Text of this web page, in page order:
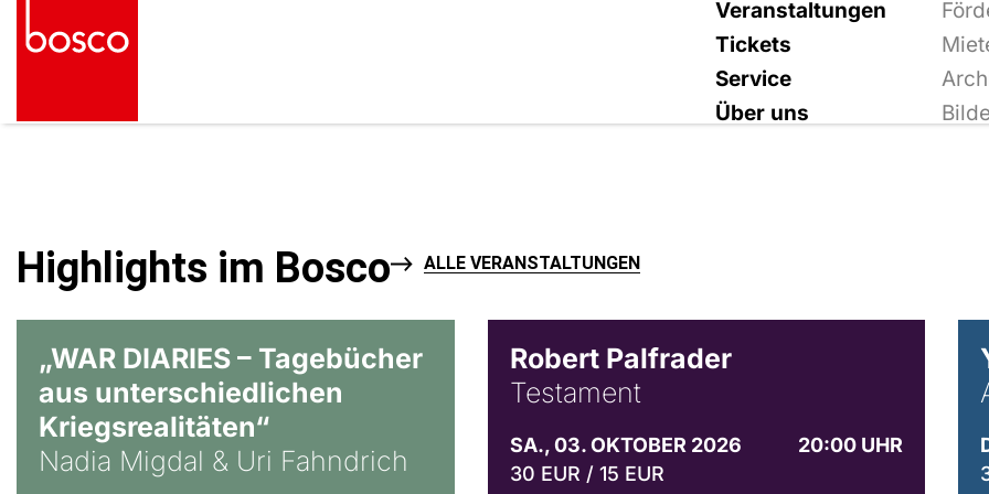
Veranstaltungen
Tickets
Service
Über uns
Highlights im Bosco ALLE VERANSTALTUNGEN
„WAR DIARIES – Tagebücher
aus unterschiedlichen
Kriegsrealitäten“
Nadia Migdal & Uri Fahndrich
Robert Palfrader
Testament
SA., 03. OKTOBER 2026
20:00 UHR
30 EUR / 15 EUR